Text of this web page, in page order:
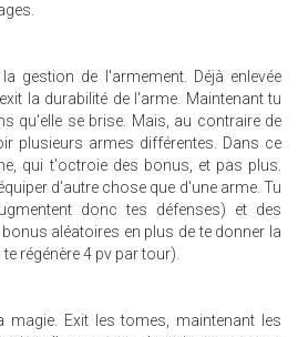
gestion de l'armement. Déjà enlevée
la durabilité de l'arme. Maintenant tu
qu'elle se brise. Mais, au contraire de
plusieurs armes différentes. Dans ce
qui t'octroie des bonus, et pas plus.
d'autre chose que d'une arme. Tu
donc tes défenses) et des
aléatoires en plus de te donner la
régénère 4 pv par tour).
magie. Exit les tomes, maintenant les